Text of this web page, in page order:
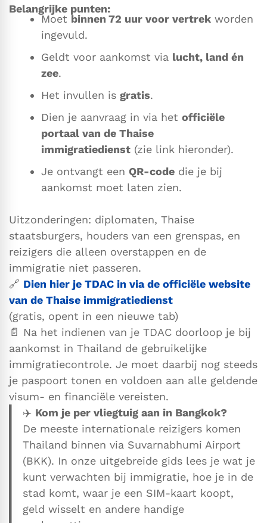
Belangrijke punten:
Moet binnen 72 uur voor vertrek worden
ingevuld.
Geldt voor aankomst via lucht, land én
zee.
Het invullen is gratis.
Dien je aanvraag in via het officiële
portaal van de Thaise
immigratiedienst (zie link hieronder).
Je ontvangt een QR-code die je bij
aankomst moet laten zien.
Uitzonderingen: diplomaten, Thaise
staatsburgers, houders van een grenspas, en
reizigers die alleen overstappen en de
immigratie niet passeren.
🔗 Dien hier je TDAC in via de officiële website
van de Thaise immigratiedienst
(gratis, opent in een nieuwe tab)
📄 Na het indienen van je TDAC doorloop je bij
aankomst in Thailand de gebruikelijke
immigratiecontrole. Je moet daarbij nog steeds
je paspoort tonen en voldoen aan alle geldende
visum- en financiële vereisten.
✈️ Kom je per vliegtuig aan in Bangkok?
De meeste internationale reizigers komen
Thailand binnen via Suvarnabhumi Airport
(BKK). In onze uitgebreide gids lees je wat je
kunt verwachten bij immigratie, hoe je in de
stad komt, waar je een SIM-kaart koopt,
geld wisselt en andere handige